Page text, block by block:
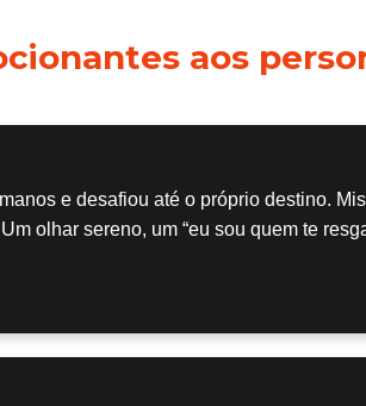
aos
e desafiou até o próprio destino.
olhar sereno, um “eu sou quem te